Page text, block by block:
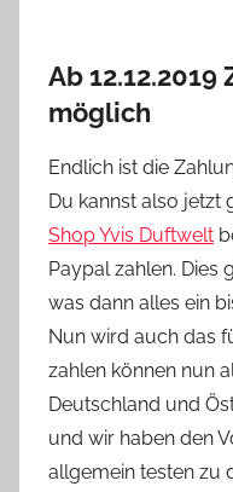
Ab
möglich
Endlich ist die
Du kannst also jetzt
Shop Yvis Duftwelt
Paypal zahlen. Dies
was dann alles ein
Nun wird auch das
zahlen können nun
Deutschland und
und wir haben den
allgemein testen zu